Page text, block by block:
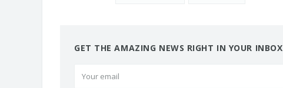
GET THE AMAZING NEWS RIGHT IN YOUR INBOX